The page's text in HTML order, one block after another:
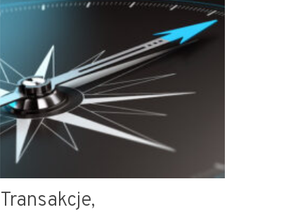
Transakcje,